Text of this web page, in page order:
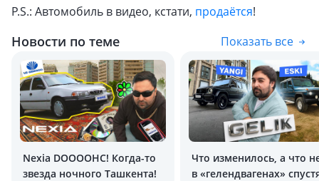
P.S.: Автомобиль в видео, кстати, продаётся!
Новости по теме Показать все
Nexia DOOOOHС! Когда-то
звезда ночного Ташкента!
Что изменилось, а что
в «гелендвагенах»